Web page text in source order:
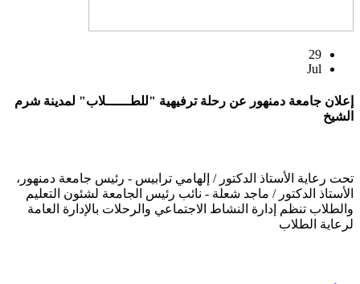
29
Jul
إعلان جامعة دمنهور عن رحلة ترفيهية "للطــــــلاب" لمدينة شرم
الشيخ
تحت رعاية الأستاذ الدكتور / إلهامي ترابيس - رئيس جامعة دمنهور،
الأستاذ الدكتور / ماجد شعلة - نائب رئيس الجامعة لشئون التعليم
والطلاب تنظم إدارة النشاط الاجتماعي والرحلات بالإدارة العامة
لرعاية الطلاب